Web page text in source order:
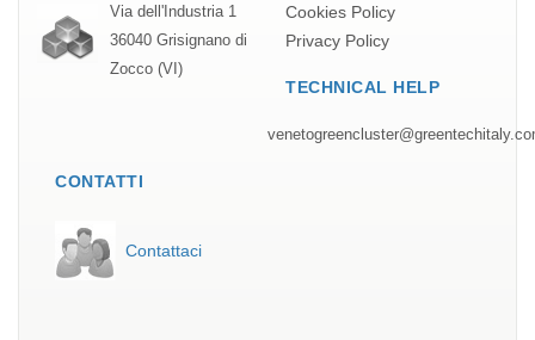
Via dell'Industria 1
36040 Grisignano di
Zocco (VI)
Cookies Policy
Privacy Policy
TECHNICAL HELP
CONTATTI
Contattaci